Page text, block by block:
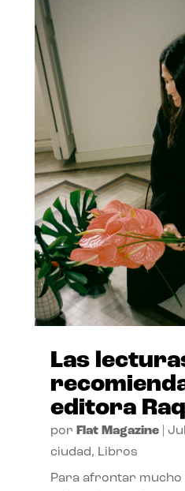
Las
editora
por Flat Magazine|
ciudad, Libros
Para afrontar mucho